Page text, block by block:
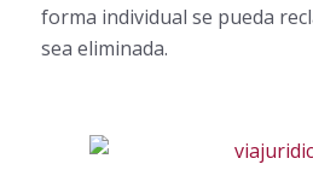
forma individual se pueda
sea eliminada.